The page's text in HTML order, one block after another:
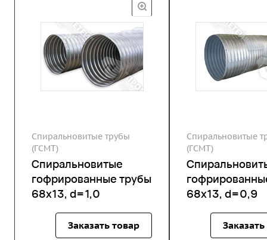
Спиральновитые трубы
(ГСМТ)
Спиральновитые
гофрированные трубы
68х13, d=1,0
Заказать товар
Спиральновитые
(ГСМТ)
68х13, d=0,9